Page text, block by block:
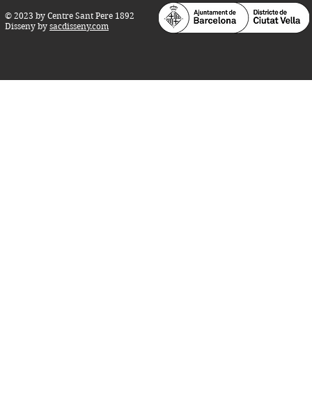
© 2023 by Centre Sant Pere 1892
Disseny by sacdisseny.com